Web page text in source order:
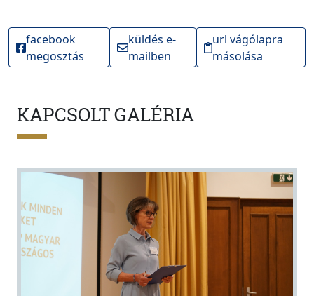
facebook
megosztás
küldés e-
mailben
url vágólapra
másolása
KAPCSOLT GALÉRIA